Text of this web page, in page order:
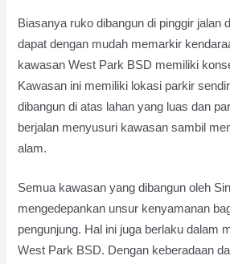
Biasanya ruko dibangun di pinggir jalan
dapat dengan mudah memarkir
kawasan West Park BSD memiliki
Kawasan ini memiliki lokasi parkir
dibangun di atas lahan yang luas dan
berjalan menyusuri kawasan sambil
alam.
Semua kawasan yang dibangun oleh
mengedepankan unsur kenyamanan
pengunjung. Hal ini juga berlaku dalam
West Park BSD. Dengan keberadaan